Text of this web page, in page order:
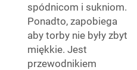
spódnicom i sukniom.
Ponadto, zapobiega
aby torby nie były zbyt
miękkie. Jest
przewodnikiem